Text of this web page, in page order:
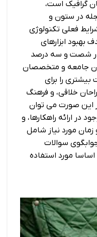
گرافیک است،
در ستون و
فعلی تکنولوژی
بهبود ابزارهای
در شصت و سه درصد
جامعه و متخصصان
بیشتری را برای
خلاقی، و فرهنگ
این صورت می توان
در ارائه راهکارها، و
مورد نیاز شامل
سوالات
مورد استفاده